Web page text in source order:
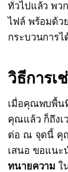
ทั่วไปแล้ว พว
ไฟล์ พร้อมด้
กระบวนการไ
วิธีการเ
เมื่อคุณพบพื้น
คุณแล้ว ก็ถึงเ
ต่อ ณ จุดนี้ คุ
เสนอ ขอแนะ
ทนายความ ใ